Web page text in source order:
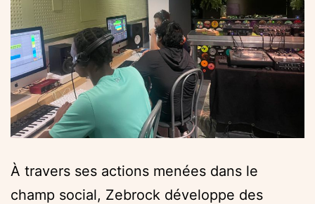
À travers ses actions menées dans le
champ social, Zebrock développe des